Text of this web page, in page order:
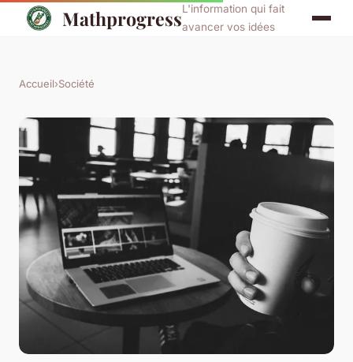
MathprogressL'information qui fait
avancer vos idées
Accueil›Société